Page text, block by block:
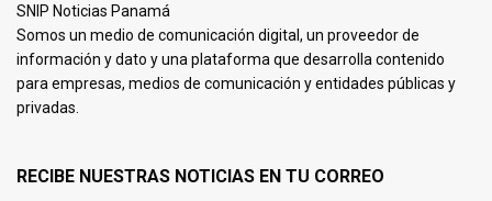
SNIP Noticias Panamá
Somos un medio de comunicación digital, un proveedor de
información y dato y una plataforma que desarrolla contenido
para empresas, medios de comunicación y entidades públicas y
privadas.
RECIBE NUESTRAS NOTICIAS EN TU CORREO